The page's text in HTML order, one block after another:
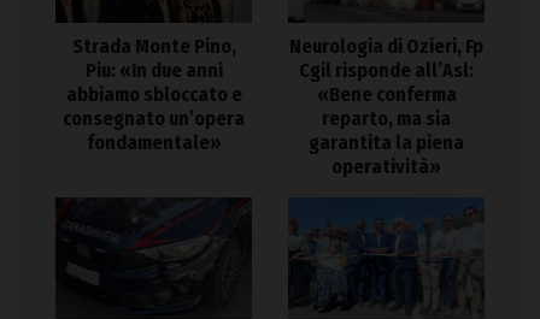
Strada Monte Pino,
Piu: «In due anni
abbiamo sbloccato e
consegnato un’opera
fondamentale»
Neurologia di Ozieri, Fp
Cgil risponde all’Asl:
«Bene conferma
reparto, ma sia
garantita la piena
operatività»